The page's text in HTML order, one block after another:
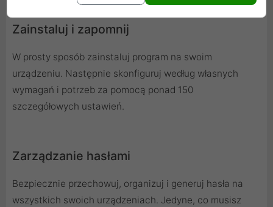
Zainstaluj i zapomnij
W prosty sposób zainstaluj program na swoim
urządzeniu. Następnie skonfiguruj według własnych
wymagań i potrzeb za pomocą ponad 150
szczegółowych ustawień.
Zarządzanie hasłami
Bezpiecznie przechowuj, organizuj i generuj hasła na
wszystkich swoich urządzeniach. Jedyne, co musisz